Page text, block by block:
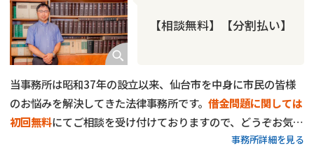
【相談無料】【分割払い】
当事務所は昭和37年の設立以来、仙台市を中身に市民の皆様
のお悩みを解決してきた法律事務所です。 借金問題に関しては
初回無料にてご相談を受け付けておりますので、どうぞお気軽
にご相談ください。30年近く弁護士として培ってきたノウハ
事務所詳細を見る